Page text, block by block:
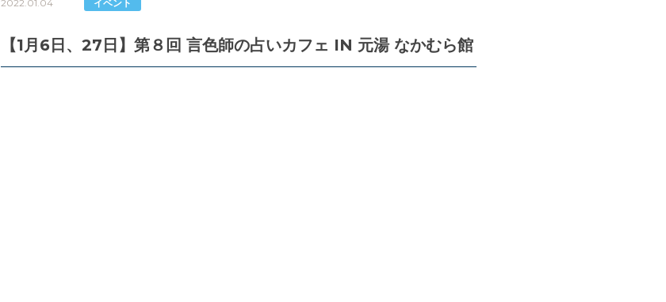
2022.01.04 イベント
【1月6日、27日】第８回 言色師の占いカフェ IN 元湯 なかむら館